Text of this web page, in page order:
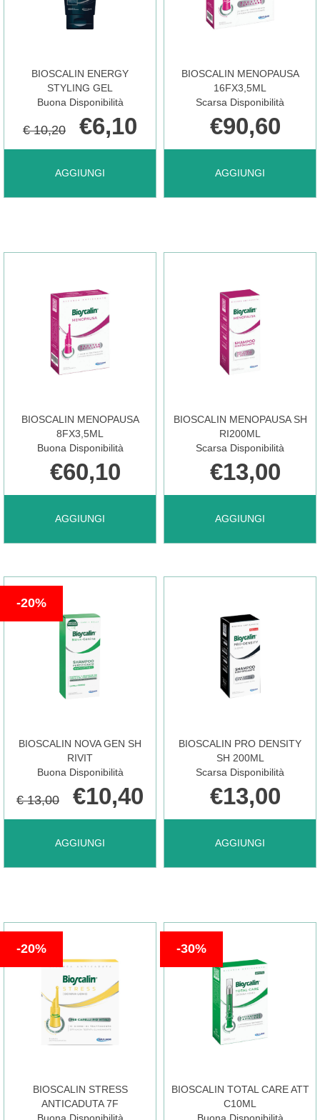
BIOSCALIN ENERGY
STYLING GEL
Buona Disponibilità
€ 10,20 €6,10
AGGIUNGI
AGGIUNGI BIOSCALIN
GEL AL
CARRELLO
BIOSCALIN MENOPAUSA
16FX3,5ML
Scarsa Disponibilità
€90,60
AGGIUNGI
AGGIUNGI BIOSCALIN
CARRELLO
BIOSCALIN MENOPAUSA
8FX3,5ML
Buona Disponibilità
€60,10
AGGIUNGI
AGGIUNGI BIOSCALIN
8FX3,5ML AL
CARRELLO
BIOSCALIN MENOPAUSA SH
RI200ML
Scarsa Disponibilità
€13,00
AGGIUNGI
AGGIUNGI BIOSCALIN
RI200ML AL
BIOSCALIN NOVA GEN SH
RIVIT
Buona Disponibilità
20%
€ 13,00 €10,40
AGGIUNGI
AGGIUNGI BIOSCALIN
RIVIT AL
BIOSCALIN PRO DENSITY
SH 200ML
Scarsa Disponibilità
€13,00
AGGIUNGI
AGGIUNGI BIOSCALIN
200ML AL
BIOSCALIN STRESS
ANTICADUTA 7F
Buona Disponibilità
20%
BIOSCALIN TOTAL CARE ATT
C10ML
Buona Disponibilità
30%